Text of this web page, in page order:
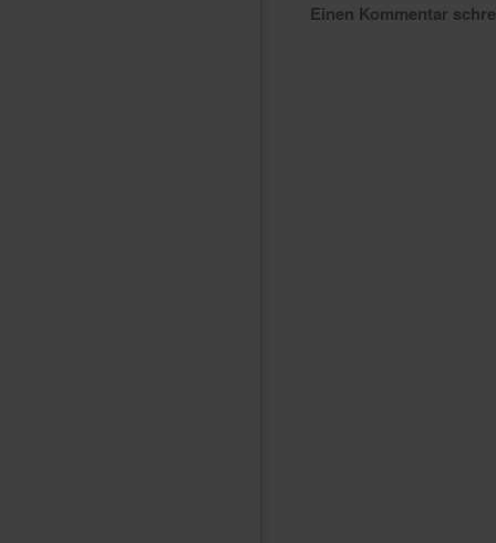
Einen Kommentar